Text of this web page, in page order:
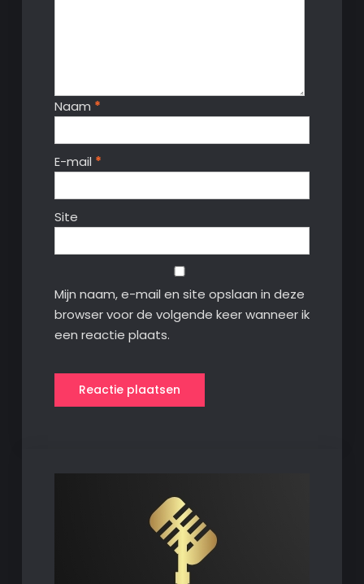
Naam *
E-mail *
Site
Mijn naam, e-mail en site opslaan in deze
browser voor de volgende keer wanneer ik
een reactie plaats.